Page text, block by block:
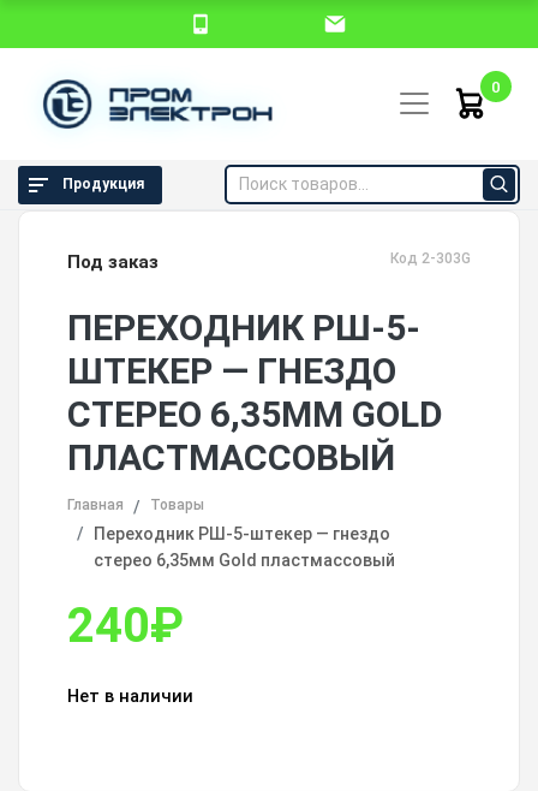
0
Продукция
Под заказ Код 2-303G
ПЕРЕХОДНИК РШ-5-
ШТЕКЕР — ГНЕЗДО
СТЕРЕО 6,35ММ GOLD
ПЛАСТМАССОВЫЙ
Главная Товары
Переходник РШ-5-штекер — гнездо
стерео 6,35мм Gold пластмассовый
240₽
Нет в наличии